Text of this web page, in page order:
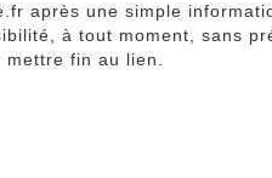
après une simple
à tout moment, sans
fin au lien.